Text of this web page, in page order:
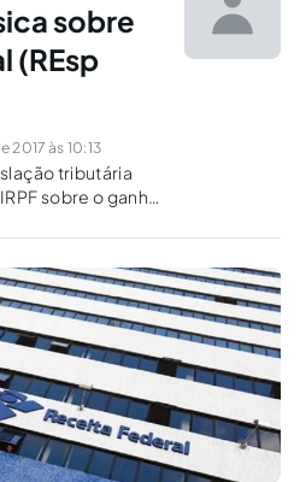
sobre
(REsp
2017 às 10:13
tributária
sobre o ganho